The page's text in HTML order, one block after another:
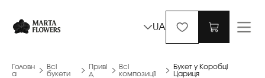
UA
Головн
а
Всі
букети
Приві
д
Всі
композиції
Букет у Коробці
Цариця